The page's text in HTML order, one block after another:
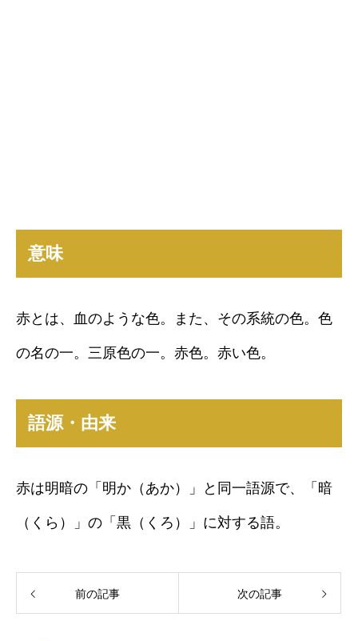
意味
赤とは、血のような色。また、その系統の色。色
の名の一。三原色の一。赤色。赤い色。
語源・由来
赤は明暗の「明か（あか）」と同一語源で、「暗
（くら）」の「黒（くろ）」に対する語。
前の記事 次の記事